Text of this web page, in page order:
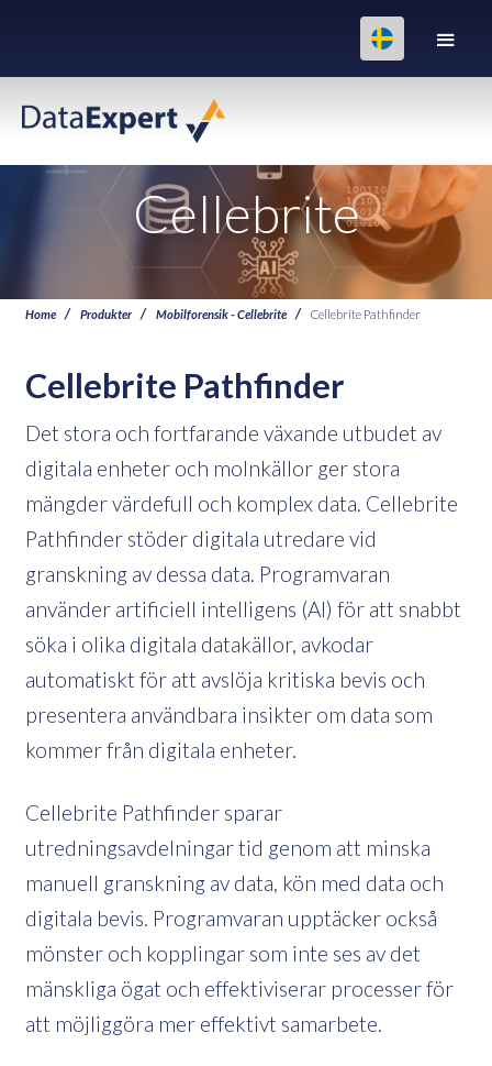
Cellebrite
Home Produkter Mobilforensik - Cellebrite Cellebrite Pathfinder
Cellebrite Pathfinder
Det stora och fortfarande växande utbudet av
digitala enheter och molnkällor ger stora
mängder värdefull och komplex data. Cellebrite
Pathfinder stöder digitala utredare vid
granskning av dessa data. Programvaran
använder artificiell intelligens (AI) för att snabbt
söka i olika digitala datakällor, avkodar
automatiskt för att avslöja kritiska bevis och
presentera användbara insikter om data som
kommer från digitala enheter.
Cellebrite Pathfinder sparar
utredningsavdelningar tid genom att minska
manuell granskning av data, kön med data och
digitala bevis. Programvaran upptäcker också
mönster och kopplingar som inte ses av det
mänskliga ögat och effektiviserar processer för
att möjliggöra mer effektivt samarbete.